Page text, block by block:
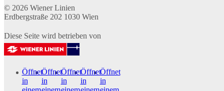
© 2026 Wiener Linien
Erdbergstraße 202 1030 Wien
Diese Seite wird betrieben von
Öffnet
in
Öffnet
in
Öffnet
in
Öffnet
in
Öffnet
in